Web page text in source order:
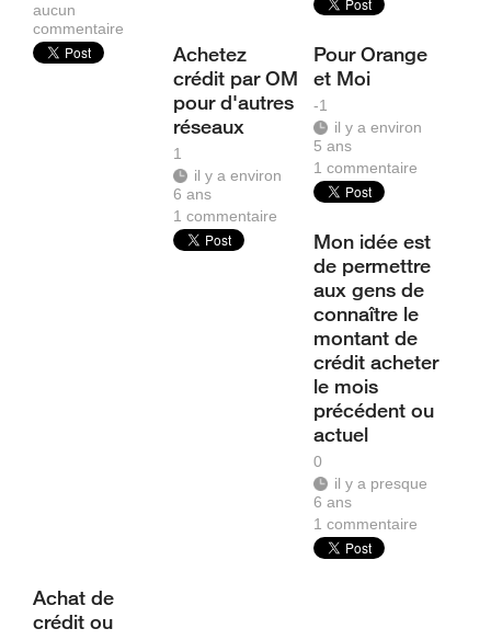
aucun
commentaire
Achetez
crédit par OM
pour d'autres
réseaux
1
il y a environ
6 ans
1commentaire
Pour Orange
et Moi
-1
il y a environ
5 ans
1commentaire
Mon idée est
de permettre
aux gens de
connaître le
montant de
crédit acheter
le mois
précédent ou
actuel
0
il y a presque
6 ans
1commentaire
Achat de
crédit ou